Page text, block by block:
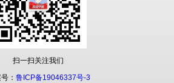
扫一扫关注我们
： 鲁ICP备19046337号-3